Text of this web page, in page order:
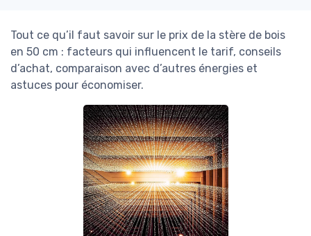
Tout ce qu’il faut savoir sur le prix de la stère de bois
en 50 cm : facteurs qui influencent le tarif, conseils
d’achat, comparaison avec d’autres énergies et
astuces pour économiser.